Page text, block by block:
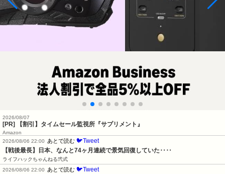
2026/08/07
[PR] 【割引】タイムセール監視所『サプリメント』
Amazon
2026/08/06 22:00
あとで読む 🐦Tweet
【戦後最長】日本、なんと74ヶ月連続で景気回復していた‥‥
ライフハックちゃんねる弐式
2026/08/06 22:00
あとで読む 🐦Tweet